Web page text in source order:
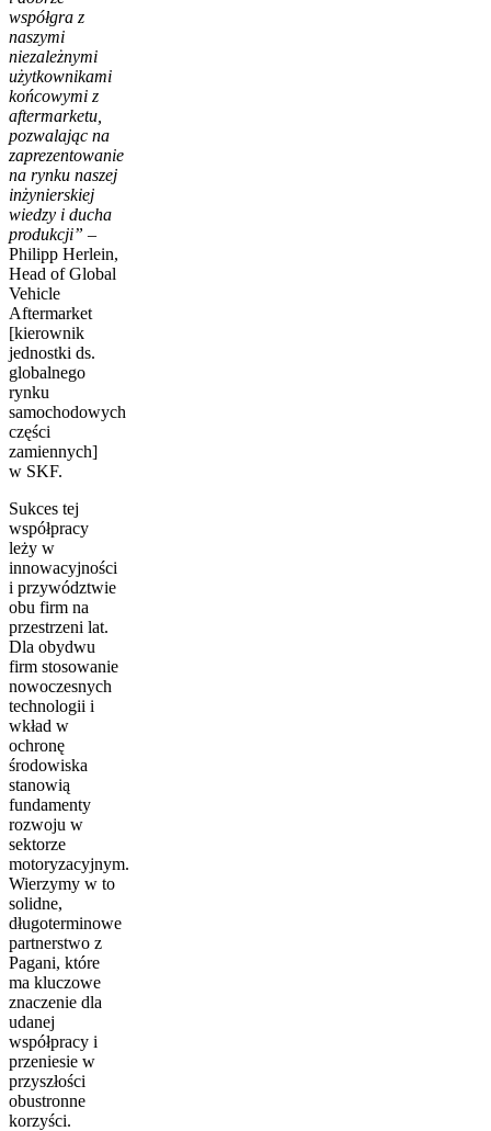
współgra z
naszymi
niezależnymi
użytkownikami
końcowymi z
aftermarketu,
pozwalając na
zaprezentowanie
na rynku naszej
inżynierskiej
wiedzy i ducha
produkcji” –
Philipp Herlein,
Head of Global
Vehicle
Aftermarket
[kierownik
jednostki ds.
globalnego
rynku
samochodowych
części
zamiennych]
w SKF.
Sukces tej
współpracy
leży w
innowacyjności
i przywództwie
obu firm na
przestrzeni lat.
Dla obydwu
firm stosowanie
nowoczesnych
technologii i
wkład w
ochronę
środowiska
stanowią
fundamenty
rozwoju w
sektorze
motoryzacyjnym.
Wierzymy w to
solidne,
długoterminowe
partnerstwo z
Pagani, które
ma kluczowe
znaczenie dla
udanej
współpracy i
przeniesie w
przyszłości
obustronne
korzyści.